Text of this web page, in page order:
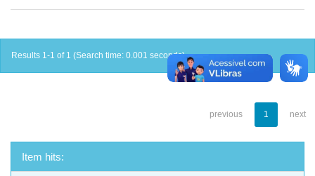
Results 1-1 of 1 (Search time: 0.001 seconds).
previous 1 next
Item hits: